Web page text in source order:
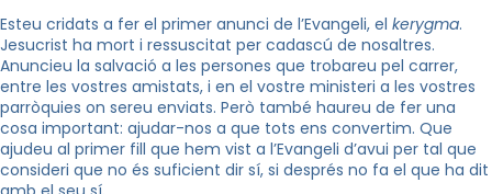
Esteu cridats a fer el primer anunci de l’Evangeli, el kerygma.
Jesucrist ha mort i ressuscitat per cadascú de nosaltres.
Anuncieu la salvació a les persones que trobareu pel carrer,
entre les vostres amistats, i en el vostre ministeri a les vostres
parròquies on sereu enviats. Però també haureu de fer una
cosa important: ajudar-nos a que tots ens convertim. Que
ajudeu al primer fill que hem vist a l’Evangeli d’avui per tal que
consideri que no és suficient dir sí, si després no fa el que ha dit